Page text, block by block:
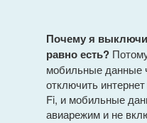
Почему я
равно есть?
мобильные данные
отключить
Fi, и мобильные
авиарежим и не